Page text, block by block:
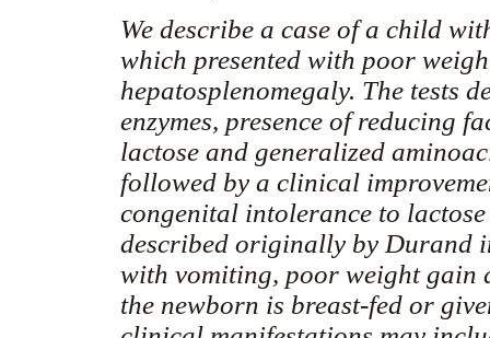
We describe a case of a child
which presented with poor
hepatosplenomegaly. The tests
enzymes, presence of reducing
lactose and generalized
followed by a clinical
congenital intolerance to
described originally by Durand
with vomiting, poor weight
the newborn is breast-fed or